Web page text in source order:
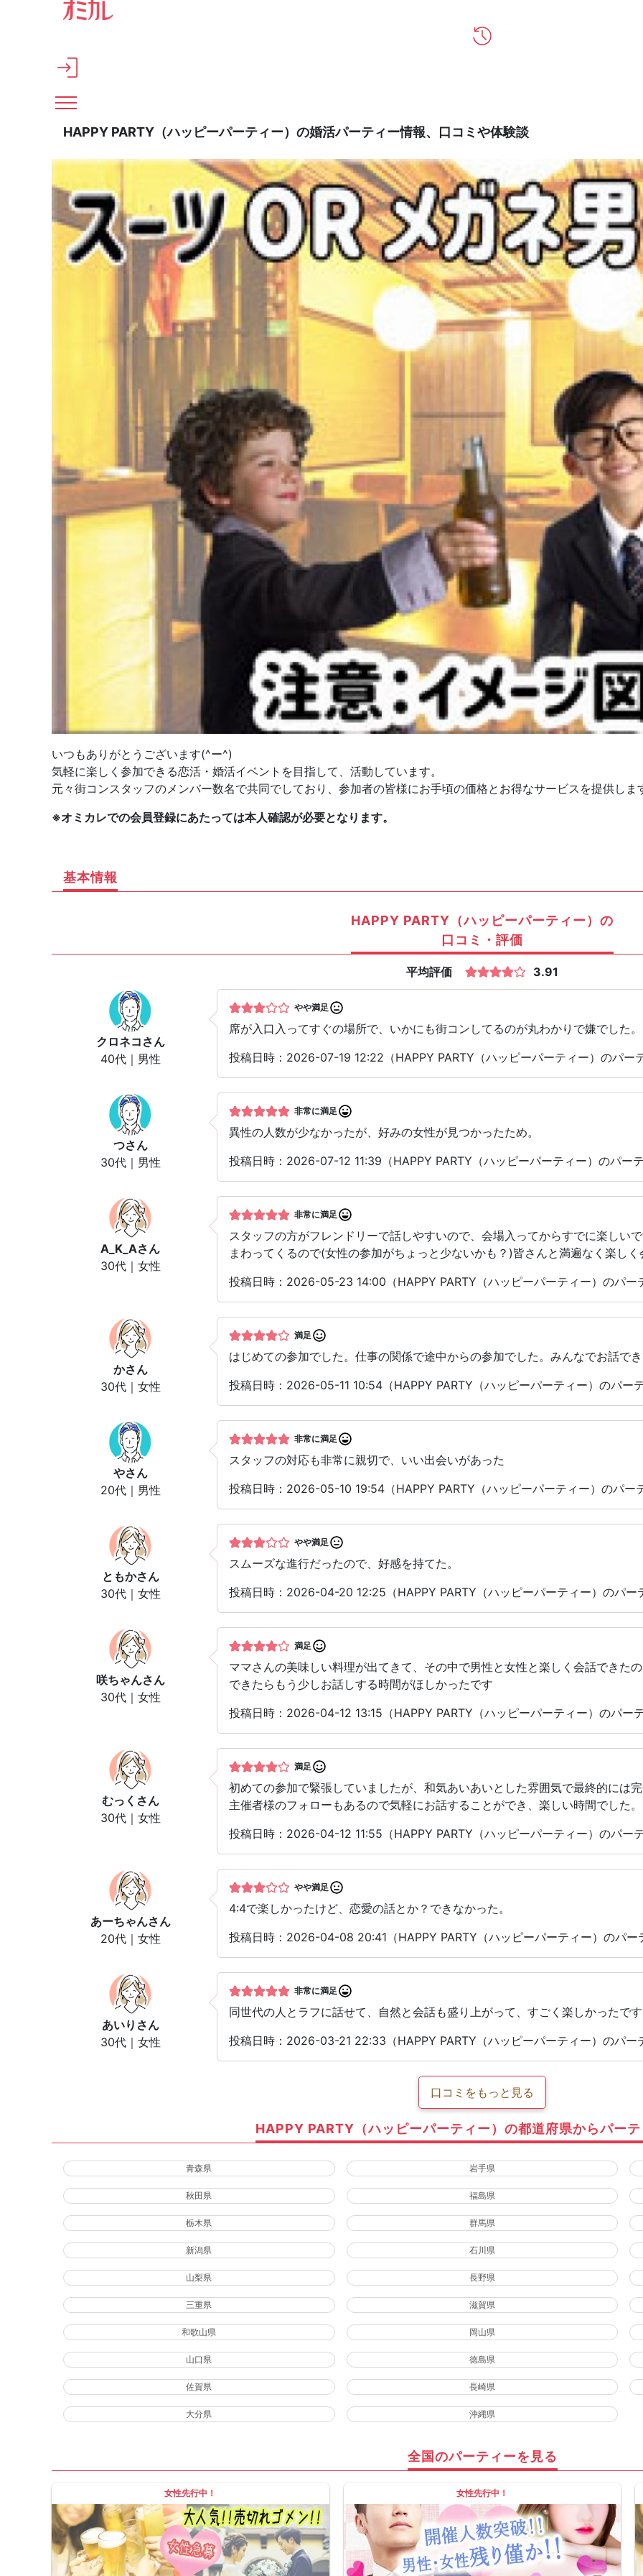
メインコンテンツへスキップ
HAPPY PARTY（ハッピーパーティー）の婚活パーティー情報、口コミや体験談
いつもありがとうございます(^ー^)
気軽に楽しく参加できる恋活・婚活イベントを目指して、活動しています。
元々街コンスタッフのメンバー数名で共同でしており、参加者の皆様にお手頃の価格とお得なサービスを提供し
※オミカレでの会員登録にあたっては本人確認が必要となります。
基本情報
HAPPY PARTY（ハッピーパーティー）の
口コミ・評価
平均評価 3.91
クロネコ さん
40代｜男性
やや満足
席が入口入ってすぐの場所で、いかにも街コンしてるのが丸わかりで嫌でした。
投稿日時：2026-07-19 12:22（HAPPY PARTY（ハッピーパーティー）のパー
つさん
30代｜男性
非常に満足
異性の人数が少なかったが、好みの女性が見つかったため。
投稿日時：2026-07-12 11:39（HAPPY PARTY（ハッピーパーティー）のパー
A_K_Aさん
30代｜女性
非常に満足
スタッフの方がフレンドリーで話しやすいので、会場入ってからすでに楽しい
まわってくるので(女性の参加がちょっと少ないかも？)皆さんと満遍なく楽し
投稿日時：2026-05-23 14:00（HAPPY PARTY（ハッピーパーティー）のパー
かさん
30代｜女性
満足
はじめての参加でした。仕事の関係で途中からの参加でした。みんなでお話で
投稿日時：2026-05-11 10:54（HAPPY PARTY（ハッピーパーティー）のパー
やさん
20代｜男性
非常に満足
スタッフの対応も非常に親切で、いい出会いがあった
投稿日時：2026-05-10 19:54（HAPPY PARTY（ハッピーパーティー）のパー
ともかさん
30代｜女性
やや満足
スムーズな進行だったので、好感を持てた。
投稿日時：2026-04-20 12:25（HAPPY PARTY（ハッピーパーティー）のパー
咲ちゃんさん
30代｜女性
満足
ママさんの美味しい料理が出てきて、その中で男性と女性と楽しく会話できた
できたらもう少しお話しする時間がほしかったです
投稿日時：2026-04-12 13:15（HAPPY PARTY（ハッピーパーティー）のパー
むっく さん
30代｜女性
満足
初めての参加で緊張していましたが、和気あいあいとした雰囲気で最終的には
主催者様のフォローもあるので気軽にお話することができ、楽しい時間でした。
投稿日時：2026-04-12 11:55（HAPPY PARTY（ハッピーパーティー）のパー
あーちゃんさん
20代｜女性
やや満足
4:4で楽しかったけど、恋愛の話とか？できなかった。
投稿日時：2026-04-08 20:41（HAPPY PARTY（ハッピーパーティー）のパー
あいり さん
30代｜女性
非常に満足
同世代の人とラフに話せて、自然と会話も盛り上がって、すごく楽しかったです︎
投稿日時：2026-03-21 22:33（HAPPY PARTY（ハッピーパーティー）のパー
口コミをもっと見る
HAPPY PARTY（ハッピーパーティー）の都道府県からパー
青森県 岩手県
秋田県 福島県
栃木県 群馬県
新潟県 石川県
山梨県 長野県
三重県 滋賀県
和歌山県 岡山県
山口県 徳島県
佐賀県 長崎県
大分県 沖縄県
全国のパーティーを見る
女性先行中！ 女性先行中！